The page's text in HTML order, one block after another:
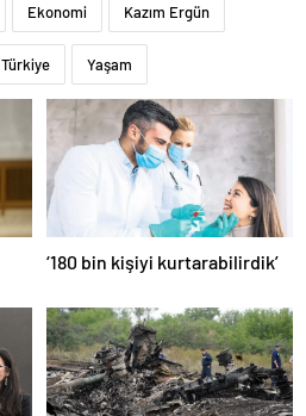
Ekonomi Kazım Ergün
Türkiye Yaşam
‘180 bin kişiyi kurtarabilirdik’